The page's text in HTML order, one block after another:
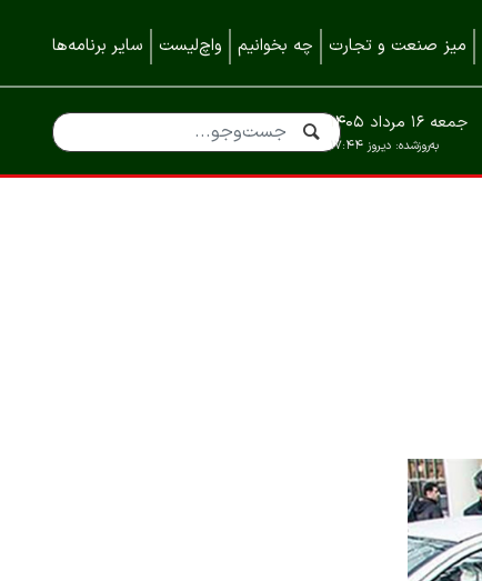
میز صنعت و تجارت چه بخوانیم واچ‌لیست سایر برنامه‌ها
به‌روزشده: دیروز ۱۷:۴۴
جمعه ۱۶ مرداد ۱۴۰۵